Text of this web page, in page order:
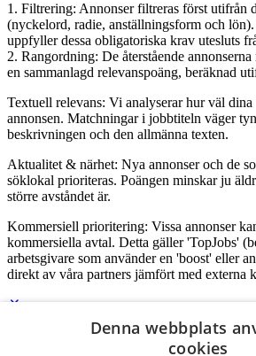
1. Filtrering: Annonser filtreras först utifrån
(nyckelord, radie, anställningsform och
uppfyller dessa obligatoriska krav utesluts
2. Rangordning: De återstående annonserna
en sammanlagd relevanspoäng, beräknad
Textuell relevans: Vi analyserar hur väl
annonsen. Matchningar i jobbtiteln väger
beskrivningen och den allmänna texten.
Aktualitet & närhet: Nya annonser och de
söklokal prioriteras. Poängen minskar ju
större avståndet är.
Kommersiell prioritering: Vissa annonser
kommersiella avtal. Detta gäller 'TopJobs'
arbetsgivare som använder en 'boost' eller
direkt av våra partners jämfört med externa
Denna webbplats
cookies